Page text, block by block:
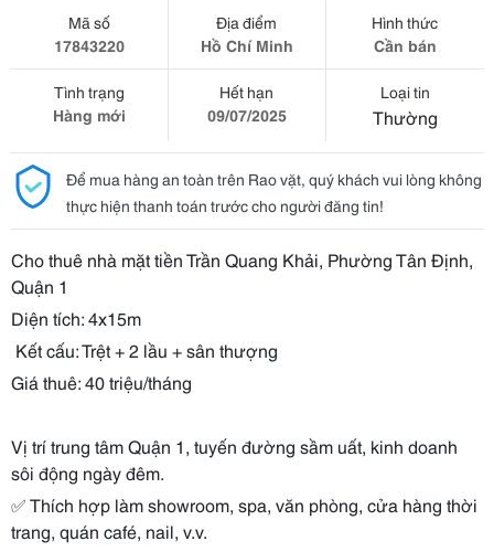
Mã số
17843220
Địa điểm
Hồ Chí Minh
Hình thức
Cần bán
Tình trạng
Hàng mới
Hết hạn
09/07/2025
Loại tin
Thường
Để mua hàng an toàn trên Rao vặt, quý khách vui lòng không
thực hiện thanh toán trước cho người đăng tin!
Cho thuê nhà mặt tiền Trần Quang Khải, Phường Tân Định,
Quận 1
Diện tích: 4x15m
️ Kết cấu: Trệt + 2 lầu + sân thượng
Giá thuê: 40 triệu/tháng
Vị trí trung tâm Quận 1, tuyến đường sầm uất, kinh doanh
sôi động ngày đêm.
✅ Thích hợp làm showroom, spa, văn phòng, cửa hàng thời
trang, quán café, nail, v.v.